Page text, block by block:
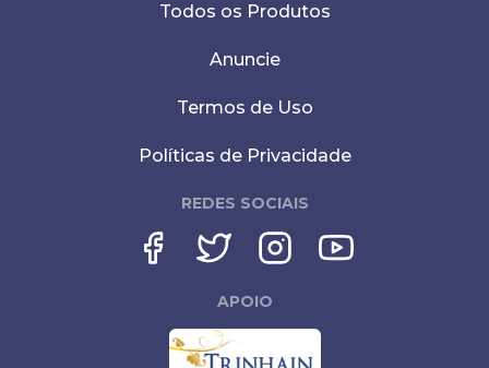
Todos os Produtos
Anuncie
Termos de Uso
Políticas de Privacidade
REDES SOCIAIS
APOIO